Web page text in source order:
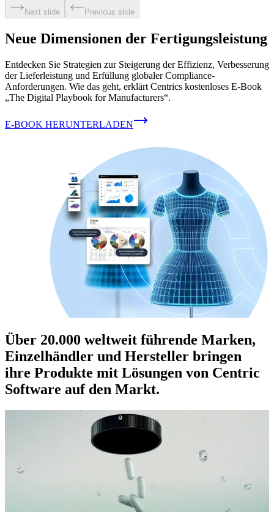
Next slide Previous slide
Neue Dimensionen der Fertigungsleistung
Entdecken Sie Strategien zur Steigerung der Effizienz, Verbesserung
der Lieferleistung und Erfüllung globaler Compliance-
Anforderungen. Wie das geht, erklärt Centrics kostenloses E-Book
„The Digital Playbook for Manufacturers“.
E-BOOK HERUNTERLADEN
Über 20.000 weltweit führende Marken,
Einzelhändler und Hersteller bringen
ihre Produkte mit Lösungen von Centric
Software auf den Markt.